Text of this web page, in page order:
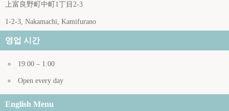
上富良野町中町1丁目2-3
1-2-3, Nakamachi, Kamifurano
영업 시간
19:00 – 1:00
Open every day
English Menu